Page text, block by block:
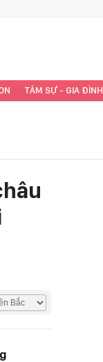
TÂM SỰ - GIA ĐÌNH